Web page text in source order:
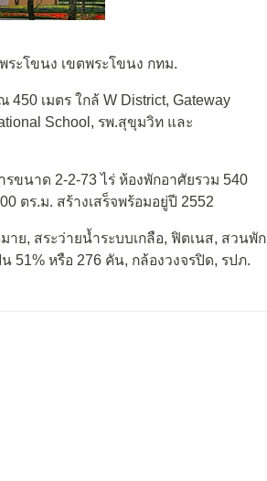
ะโขนง เขตพระโขนง กทม.
450 เมตร ใกล้ W District, Gateway
School, รพ.สุขุมวิท และ
ขนาด 2-2-73 ไร่ ห้องพักอาศัยรวม 540
ตร.ม. สร้างเสร็จพร้อมอยู่ปี 2552
าย, สระว่ายน้ำระบบเกลือ, ฟิตเนส, สวนพัก
51% หรือ 276 คัน, กล้องวงจรปิด, รปภ.